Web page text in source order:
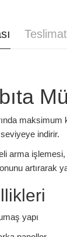
indirir.
arma
artırarak
yapı